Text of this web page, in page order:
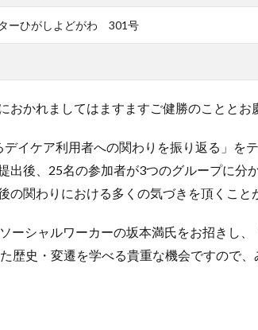
ーひがしよどがわ 301号
おかれましてはますますご健勝のこととお
イケア利用者への関わりを振り返る」を
出後、25名の参加者が3つのグループに
関わりにおける多くの気づきを頂くこと
ーシャルワーカーの坂本満氏をお招きし
歴史・変遷を学べる貴重な機会ですので、